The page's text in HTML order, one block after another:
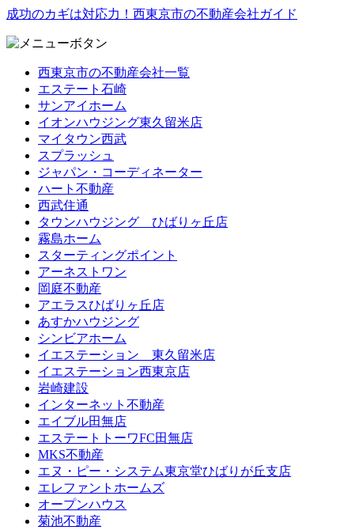
成功のカギは対応力！西東京市の不動産会社ガイド
西東京市の不動産会社一覧
エステート石崎
サンアイホーム
イオンハウジング東久留米店
マイタウン西武
スプラッシュ
ジャパン・コーディネーター
ハート不動産
西武住通
タウンハウジング ひばりヶ丘店
霧島ホーム
スターティングポイント
アーネストワン
岡庭不動産
アエラスひばりヶ丘店
あすかハウジング
シンビアホーム
イエステーション 東久留米店
イエステーション西東京店
岩崎建設
インターネット不動産
エイブル田無店
エステートトーワFC田無店
MKS不動産
エヌ・ピー・システム東京堂ひばりが丘支店
エレファントホームズ
オープンハウス
菊池不動産